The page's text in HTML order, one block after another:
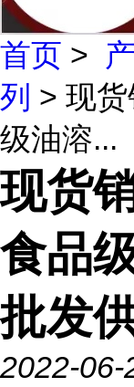
首页 >
列 > 现
级油溶...
现货
食品
批发
2022-06-